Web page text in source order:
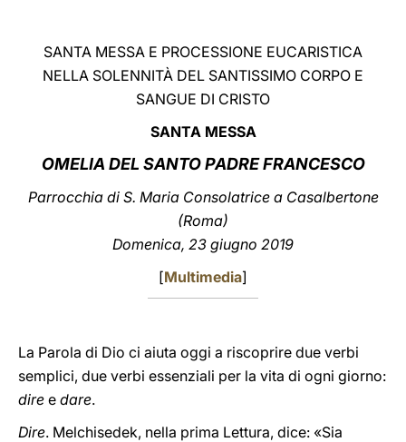
中文
SANTA MESSA E PROCESSIONE EUCARISTICA
NELLA SOLENNITÀ DEL SANTISSIMO CORPO E
SANGUE DI CRISTO
SANTA MESSA
OMELIA DEL SANTO PADRE FRANCESCO
Parrocchia di S. Maria Consolatrice a Casalbertone
(Roma)
Domenica, 23 giugno 2019
[Multimedia]
La Parola di Dio ci aiuta oggi a riscoprire due verbi
semplici, due verbi essenziali per la vita di ogni giorno:
dire e dare.
Dire. Melchisedek, nella prima Lettura, dice: «Sia